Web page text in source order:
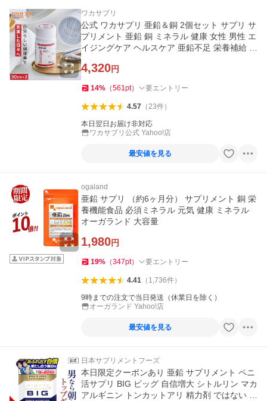
ワカサプリ
公式 ワカサプリ 亜鉛＆銅 2個セット サプリ サ
プリメント 亜鉛 銅 ミネラル 健康 女性 男性 エ
イジングケア ヘルスケア 亜鉛不足 栄養補給 栄
4,320円
14% （561pt） 要エントリー
4.57（23件）
本日翌日お届け非対応
ワカサプリ公式 Yahoo!店
最安値を見る
ogaland
亜鉛 サプリ （約6ヶ月分） サプリメント 銅 栄
養機能食品 必須ミネラル 元気 健康 ミネラル
オーガランド 大容量
1,980円
19% （347pt） 要エントリー
4.41（ 1,736件）
9時までの注文で当日発送（休業日を除く）
オーガランド Yahoo!店
最安値を見る
日本サプリメントフーズ
本日限定クーポンあり 亜鉛 サプリメント ペニ
活サプリ BIG ビッグ 自信増大 シトルリン マカ
アルギニン トンカットアリ 精力剤 ではない 1